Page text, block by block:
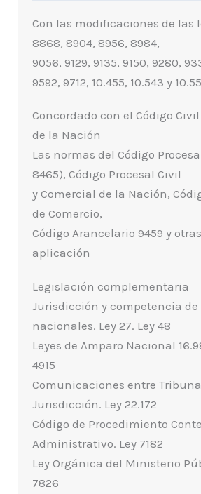
Con las modificaciones de las
8868, 8904, 8956, 8984,
9056, 9129, 9135, 9150, 9280,
9592, 9712, 10.455, 10.543 y
Concordado con el Código
de la Nación
Las normas del Código
8465), Código Procesal Civil
y Comercial de la Nación,
de Comercio,
Código Arancelario 9459 y
aplicación
Legislación complementaria
Jurisdicción y competencia
nacionales. Ley 27. Ley 48
Leyes de Amparo Nacional
4915
Comunicaciones entre
Jurisdicción. Ley 22.172
Código de Procedimiento
Administrativo. Ley 7182
Ley Orgánica del Ministerio
7826